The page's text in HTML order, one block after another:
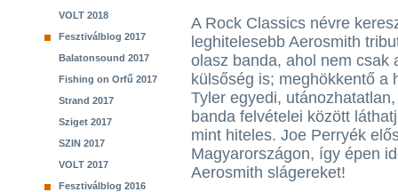
VOLT 2018
Fesztiválblog 2017
Balatonsound 2017
Fishing on Orfű 2017
Strand 2017
Sziget 2017
SZIN 2017
VOLT 2017
Fesztiválblog 2016
A Rock Classics névre
leghitelesebb Aerosmith
olasz banda, ahol nem csak
külsőség is; meghökkentő a
Tyler egyedi,
banda felvételei között
mint hiteles. Joe Perryék
Magyarországon, így épen
Aerosmith slágereket!